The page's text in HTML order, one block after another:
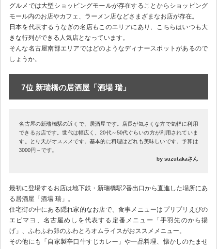
グルメでは大型ショッピングモールが存在することからショッピング
モール内のお店やカフェ、ラーメン店などさまざまなお店が存在。
日本を代表するうなぎの名店もこのエリアにあり、こちらはいつも大
きな行列ができる人気店となっています。
そんな名古屋南部エリアではどのようなディナースポットがあるので
しょうか。
7位 新瑞橋の居酒屋「酒場 瑞」
名古屋の新瑞橋駅の近くで、居酒屋です。店長が気さくな方で気軽に利用
できるお店です。世代は幅広く、20代～50代ぐらいの方が利用されていま
す。とり天がオススメです。基本的に料理はどれも美味しいです。予算は
3000円～です。
by suzutakaさん
最初に登場するお店は地下鉄・新瑞橋駅2番出口から直進した場所にあ
る居酒屋「酒場 瑞」。
住宅街の中にある隠れ家的なお店で、食事メニューはプリプリえびの
エビマヨ、名古屋めしを代表する定番メニュー「手羽先のから揚
げ」、ふわふわ卵のふわとろオムライスがおススメメニュー。
その他にも「自家製辛口牛すじカレー」や一品料理、懐かしのたませ